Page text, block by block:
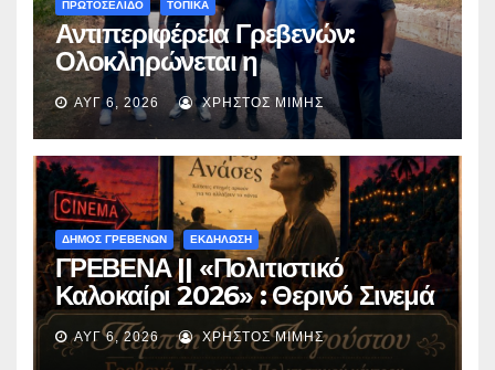
ΠΡΩΤΟΣΕΛΙΔΟ ΤΟΠΙΚΑ
Αντιπεριφέρεια Γρεβενών:
Ολοκληρώνεται η
ασφαλτόστρωση της οδού
Περιβόλι – Αβδέλλα
ΑΥΓ 6, 2026 ΧΡΉΣΤΟΣ ΜΊΜΗΣ
ΔΗΜΟΣ ΓΡΕΒΕΝΩΝ ΕΚΔΗΛΩΣΗ
ΓΡΕΒΕΝΑ || «Πολιτιστικό
Καλοκαίρι 2026» : Θερινό Σινεμά
με την βραβευμένη ταινία
«Μικρές Ανάσες».
ΑΥΓ 6, 2026 ΧΡΉΣΤΟΣ ΜΊΜΗΣ